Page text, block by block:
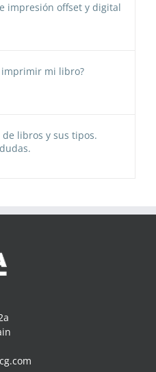
impresión offset y digital
imprimir mi libro?
libros y sus tipos.